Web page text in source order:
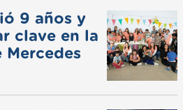
9 años y
clave en la